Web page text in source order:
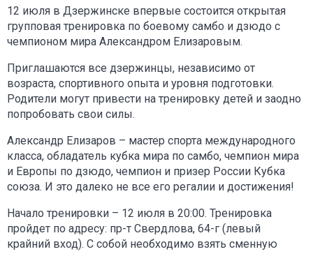
12 июля в Дзержинске впервые состоится открытая
групповая тренировка по боевому самбо и дзюдо с
чемпионом мира Александром Елизаровым.
Приглашаются все дзержинцы, независимо от
возраста, спортивного опыта и уровня подготовки.
Родители могут привести на тренировку детей и заодно
попробовать свои силы.
Александр Елизаров – мастер спорта международного
класса, обладатель кубка мира по самбо, чемпион мира
и Европы по дзюдо, чемпион и призер России Кубка
союза. И это далеко не все его регалии и достижения!
Начало тренировки – 12 июля в 20:00. Тренировка
пройдет по адресу: пр-т Свердлова, 64-г (левый
крайний вход). С собой необходимо взять сменную